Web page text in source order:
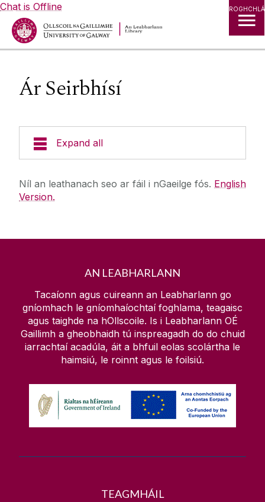
Chat is Offline
Ár Seirbhísí
Expand all
Déan teagmháil linn
Déan Cuardach
Ár Seirbhísí
Oidhreacht Dhigiteach
Trealamh & Tuilleadh
An tIonad Doiciméadúcháin Eorpaigh
Bailiúcháin Oidhreachta
Iasachtaí Idirleabharlainne
Bailiúcháin Rochtana Oscailte
Bailiúcháin Speisialta
Leabhair Mholta & Acmhainní
Tráchtais
Teagasc
Maidir le
Ceardlanna & Imeachtaí
Mo Chuntas Leabharlainne
Níl an leathanach seo ar fáil i nGaeilge fós. English
Version.
AN LEABHARLANN
Tacaíonn agus cuireann an Leabharlann go
gníomhach le gníomhaíochtaí foghlama, teagaisc
agus taighde na hOllscoile. Is i Leabharlann OÉ
Gaillimh a gheobhaidh tú inspreagadh do do chuid
iarrachtaí acadúla, áit a bhfuil eolas scolártha le
haimsiú, le roinnt agus le foilsiú.
TEAGMHÁIL